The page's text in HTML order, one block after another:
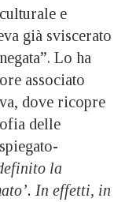
e
già sviscerato
Lo ha
associato
dove ricopre
delle
la
In effetti, in